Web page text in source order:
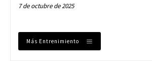
7 de octubre de 2025
Más Entrenimiento